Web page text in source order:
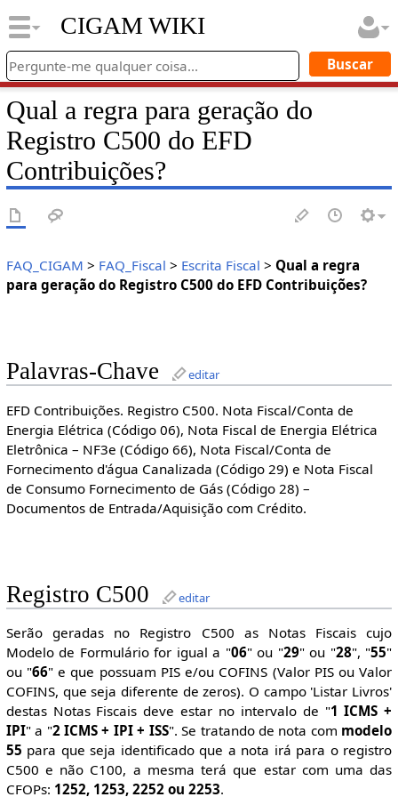
CIGAM WIKI
Qual a regra para geração do
Registro C500 do EFD
Contribuições?
FAQ_CIGAM > FAQ_Fiscal > Escrita Fiscal > Qual a regra
para geração do Registro C500 do EFD Contribuições?
Palavras-Chave editar
EFD Contribuições. Registro C500. Nota Fiscal/Conta de
Energia Elétrica (Código 06), Nota Fiscal de Energia Elétrica
Eletrônica – NF3e (Código 66), Nota Fiscal/Conta de
Fornecimento d'água Canalizada (Código 29) e Nota Fiscal
de Consumo Fornecimento de Gás (Código 28) –
Documentos de Entrada/Aquisição com Crédito.
Registro C500 editar
Serão geradas no Registro C500 as Notas Fiscais cujo
Modelo de Formulário for igual a "06" ou "29" ou "28", "55"
ou "66" e que possuam PIS e/ou COFINS (Valor PIS ou Valor
COFINS, que seja diferente de zeros). O campo 'Listar Livros'
destas Notas Fiscais deve estar no intervalo de "1 ICMS +
IPI" a "2 ICMS + IPI + ISS". Se tratando de nota com modelo
55 para que seja identificado que a nota irá para o registro
C500 e não C100, a mesma terá que estar com uma das
CFOPs: 1252, 1253, 2252 ou 2253.